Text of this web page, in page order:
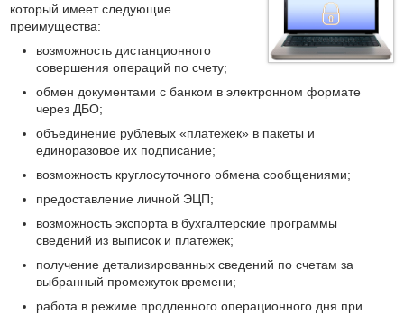
который имеет следующие
преимущества:
возможность дистанционного
совершения операций по счету;
обмен документами с банком в электронном формате
через ДБО;
объединение рублевых «платежек» в пакеты и
единоразовое их подписание;
возможность круглосуточного обмена сообщениями;
предоставление личной ЭЦП;
возможность экспорта в бухгалтерские программы
сведений из выписок и платежек;
получение детализированных сведений по счетам за
выбранный промежуток времени;
работа в режиме продленного операционного дня при